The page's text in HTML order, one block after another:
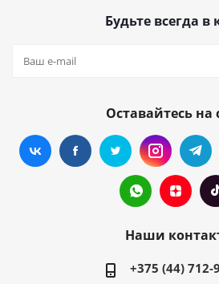
Будьте всегда в
Оставайтесь на
Наши
+375 (44) 712-